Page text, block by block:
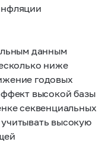
данным
ниже
годовых
высокой базы
секвенциальных
высокую